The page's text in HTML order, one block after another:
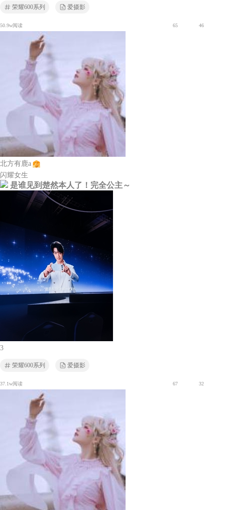
荣耀600系列 爱摄影
50.9w阅读 65 46
北方有鹿a
闪耀女生
是谁见到楚然本人了！完全公主～
3
荣耀600系列 爱摄影
37.1w阅读 67 32